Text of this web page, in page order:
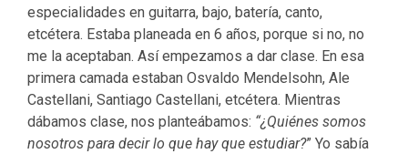
especialidades en guitarra, bajo, batería, canto,
etcétera. Estaba planeada en 6 años, porque si no, no
me la aceptaban. Así empezamos a dar clase. En esa
primera camada estaban Osvaldo Mendelsohn, Ale
Castellani, Santiago Castellani, etcétera. Mientras
dábamos clase, nos planteábamos: “¿Quiénes somos
nosotros para decir lo que hay que estudiar?” Yo sabía